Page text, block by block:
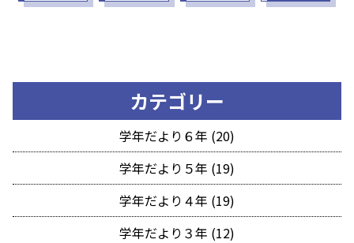
カテゴリー
学年だより６年 (20)
学年だより５年 (19)
学年だより４年 (19)
学年だより３年 (12)